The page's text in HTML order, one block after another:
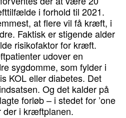
i forhold til 2021.
at flere vil få kræft, i
Faktisk er stigende alder
risikofaktor for kræft.
udover en
sygdomme, som fylder i
KOL eller diabetes. Det
Og det kalder på
forløb – i stedet for ’one
der i kræftplanen.